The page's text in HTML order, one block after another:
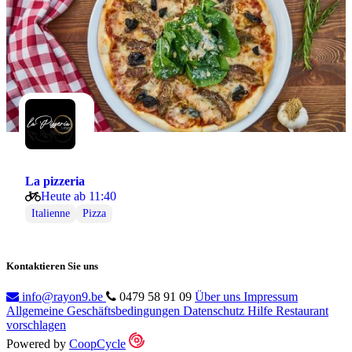
La pizzeria
Heute ab 11:40
Italienne Pizza
Kontaktieren Sie uns
info@rayon9.be 0479 58 91 09 Über uns Impressum
Allgemeine Geschäftsbedingungen Datenschutz Hilfe Restaurant
vorschlagen
Powered by CoopCycle